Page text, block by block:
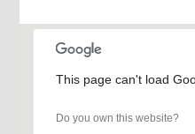
This page can't load
Do you own this website?